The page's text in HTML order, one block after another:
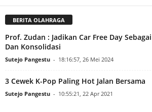
BERITA OLAHRAGA
Prof. Zudan : Jadikan Car Free Day
Dan Konsolidasi
Sutejo Pangestu - 18:16:57, 26 Mei 2024
3 Cewek K-Pop Paling Hot Jalan Bersama
Sutejo Pangestu - 10:55:21, 22 Apr 2021